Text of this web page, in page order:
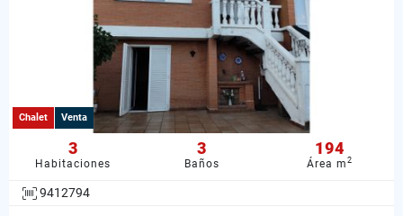
Chalet Venta
3
Habitaciones
3
Baños
194
Área m2
9412794